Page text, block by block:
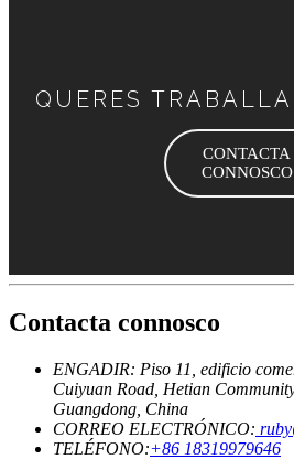
QUERES
CONTACTA
CONNOSCO
Contacta connosco
ENGADIR: Piso 11, edificio
Cuiyuan Road, Hetian
Guangdong, China
CORREO ELECTRÓNICO:
TELÉFONO:+86 18319979646